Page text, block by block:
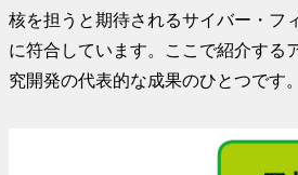
核を担うと期待されるサイバー・フ
に符合しています。ここで紹介する
究開発の代表的な成果のひとつです。